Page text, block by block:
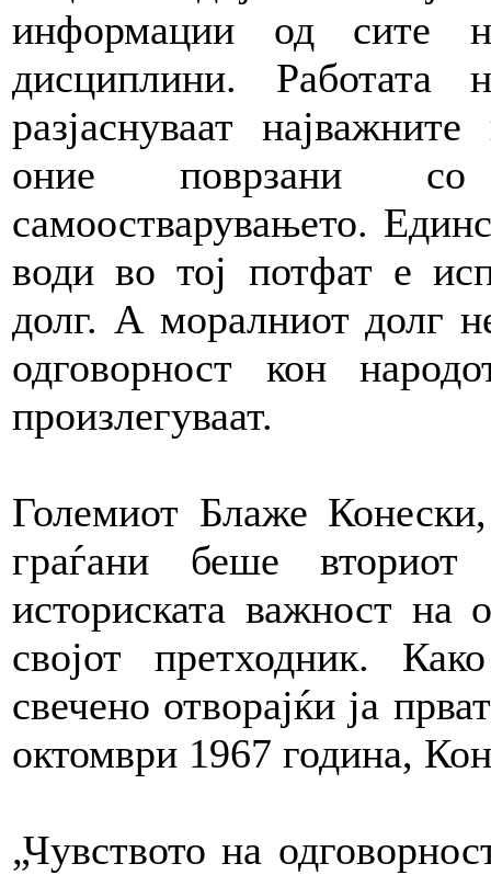
информации од сите
дисциплини. Работата
разјаснуваат
оние поврзани со
самоостварувањето.
води во тој потфат е
долг. А моралниот долг
одговорност кон
произлегуваат.
Големиот Блаже
граѓани беше
историската важност на
својот претходник.
свечено отворајќи ја
октомври 1967 година,
„Чувството на